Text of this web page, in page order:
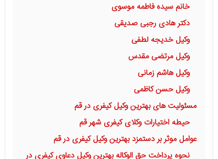
خانم سيده فاطمه موسوی
دکتر هادی رجبی صدیقی
وکیل خدیجه لطفی
وکیل مرتضی مقدس
وکیل هاشم زمانی
وکیل حسن کاظمی
مسئولیت های بهترین وکیل کیفری در قم
حیطه اختیارات وکلای کیفری شهر قم
عوامل موثر بر دستمزد بهترین وکیل کیفری در قم
نحوه پرداخت حق الوکاله بهترین وکیل دعاوی کیفری در